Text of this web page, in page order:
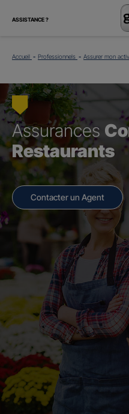
ASSISTANCE ?
Accueil Professionnels Assurer mon
Assurances
Restaurants
Contacter un Agent